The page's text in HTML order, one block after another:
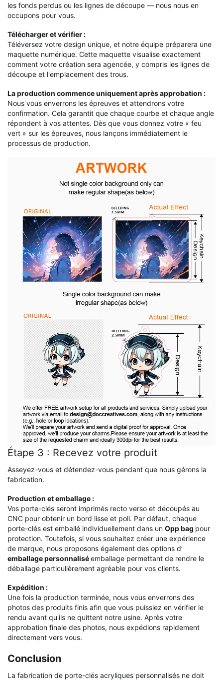
les fonds perdus ou les lignes de découpe — nous nous en
occupons pour vous.
Télécharger et vérifier :
Téléversez votre design unique, et notre équipe préparera une
maquette numérique. Cette maquette visualise exactement
comment votre création sera agencée, y compris les lignes de
découpe et l'emplacement des trous.
La production commence uniquement après approbation :
Nous vous enverrons les épreuves et attendrons votre
confirmation. Cela garantit que chaque courbe et chaque angle
répondent à vos attentes. Dès que vous donnez votre « feu
vert » sur les épreuves, nous lançons immédiatement le
processus de production.
Étape 3 : Recevez votre produit
Asseyez-vous et détendez-vous pendant que nous gérons la
fabrication.
Production et emballage :
Vos porte-clés seront imprimés recto verso et découpés au
CNC pour obtenir un bord lisse et poli. Par défaut, chaque
porte-clés est emballé individuellement dans un Opp bag pour
protection. Toutefois, si vous souhaitez créer une expérience
de marque, nous proposons également des options d’
emballage personnaliséemballage permettant de rendre le
déballage particulièrement agréable pour vos clients.
Expédition :
Une fois la production terminée, nous vous enverrons des
photos des produits finis afin que vous puissiez en vérifier le
rendu avant qu'ils ne quittent notre usine. Après votre
approbation finale des photos, nous expédions rapidement
directement vers vous.
Conclusion
La fabrication de porte-clés acryliques personnalisés ne doit